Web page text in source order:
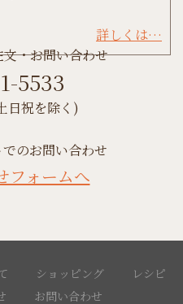
詳しくは…
・お問い合わせ
5533
日祝を除く)
のお問い合わせ
フォームへ
ショッピング
レシピ
お問い合わせ